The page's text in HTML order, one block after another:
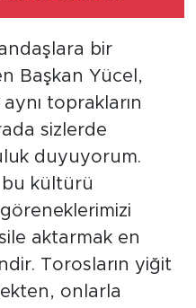
bir
Başkan Yücel,
toprakların
sizlerde
duyuyorum.
bu kültürü
aktarmak en
Torosların yiğit
onlarla